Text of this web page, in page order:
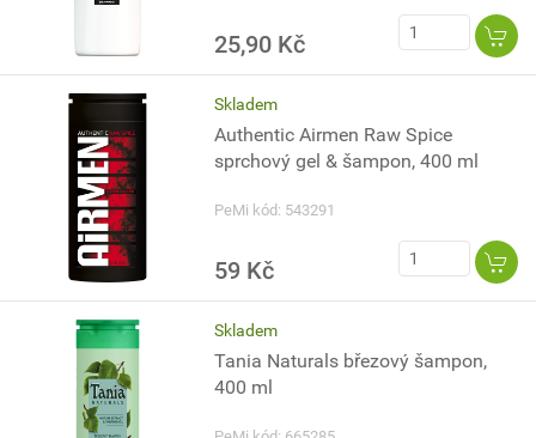
25,90 Kč
Skladem
Authentic Airmen Raw Spice
sprchový gel & šampon, 400 ml
PeMi kód: 543291
59 Kč
Skladem
Tania Naturals březový šampon,
400 ml